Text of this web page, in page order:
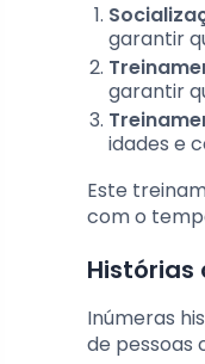
garantir
garantir
idades e
Este
com o
Histórias
Inúmeras
de pessoas